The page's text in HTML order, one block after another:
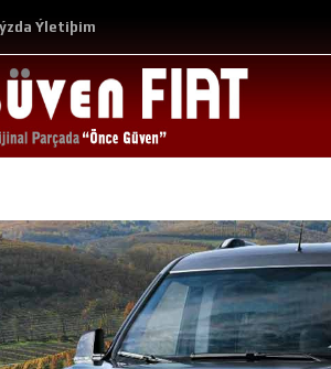
Ýletiþim